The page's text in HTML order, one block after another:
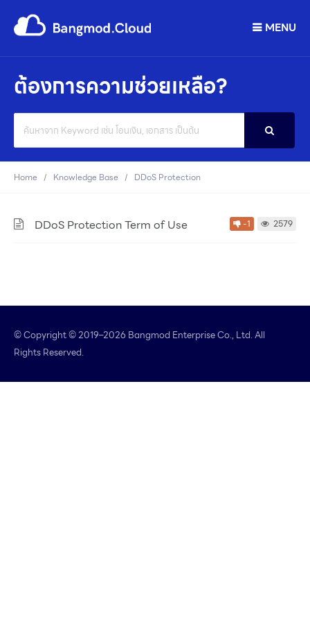
MENU
ต้องการความช่วยเหลือ?
For
Home Knowledge Base DDoS Protection
DDoS Protection Term of Use -1 2579
© Copyright © 2019–2026 Bangmod Enterprise Co., Ltd. All
Rights Reserved.